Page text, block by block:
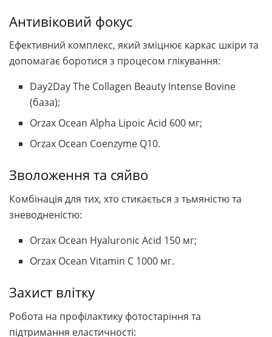
Антивіковий фокус
Ефективний комплекс, який зміцнює каркас шкіри та
допомагає боротися з процесом глікування:
Day2Day The Collagen Beauty Intense Bovine
(база);
Orzax Ocean Alpha Lipoic Acid 600 мг;
Orzax Ocean Coenzyme Q10.
Зволоження та сяйво
Комбінація для тих, хто стикається з тьмяністю та
зневодненістю:
Orzax Ocean Hyaluronic Acid 150 мг;
Orzax Ocean Vitamin C 1000 мг.
Захист влітку
Робота на профілактику фотостаріння та
підтримання еластичності: